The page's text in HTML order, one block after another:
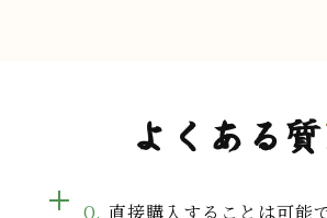
よくある質
直接購入することは可能